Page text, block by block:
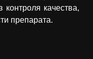
контроля качества,
препарата.